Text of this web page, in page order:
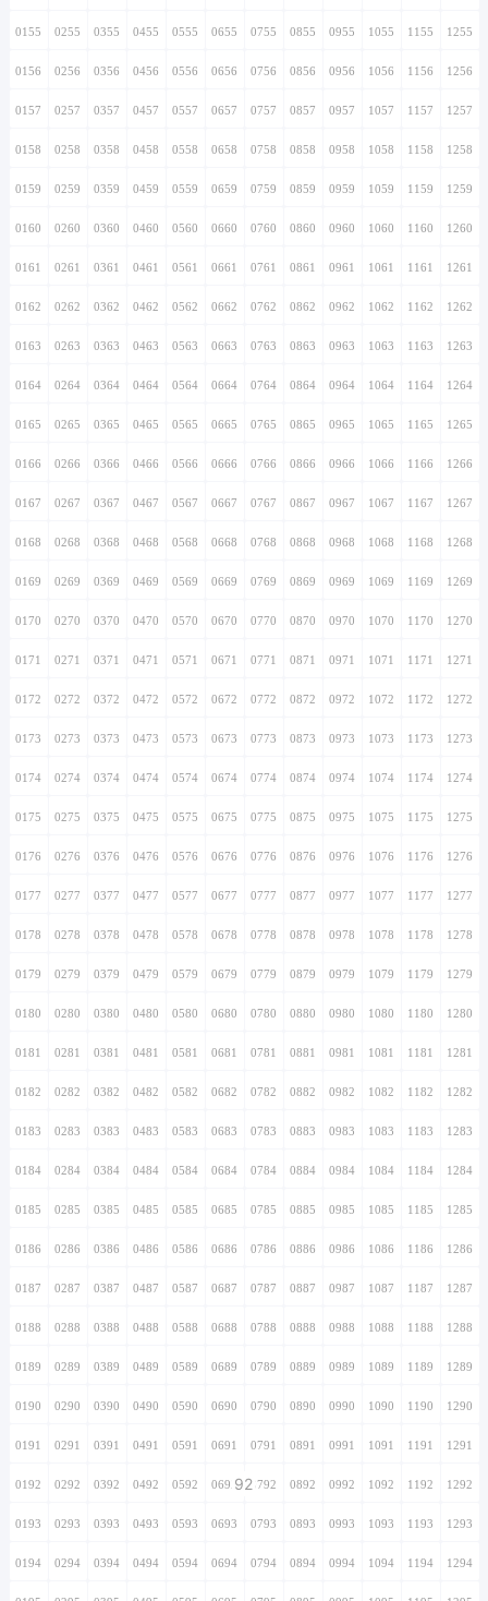
0155 0255 0355 0455 0555 0655 0755 0855 0955 1055 1155 1255
0156 0256 0356 0456 0556 0656 0756 0856 0956 1056 1156 1256
0157 0257 0357 0457 0557 0657 0757 0857 0957 1057 1157 1257
0158 0258 0358 0458 0558 0658 0758 0858 0958 1058 1158 1258
0159 0259 0359 0459 0559 0659 0759 0859 0959 1059 1159 1259
0160 0260 0360 0460 0560 0660 0760 0860 0960 1060 1160 1260
0161 0261 0361 0461 0561 0661 0761 0861 0961 1061 1161 1261
0162 0262 0362 0462 0562 0662 0762 0862 0962 1062 1162 1262
0163 0263 0363 0463 0563 0663 0763 0863 0963 1063 1163 1263
0164 0264 0364 0464 0564 0664 0764 0864 0964 1064 1164 1264
0165 0265 0365 0465 0565 0665 0765 0865 0965 1065 1165 1265
0166 0266 0366 0466 0566 0666 0766 0866 0966 1066 1166 1266
0167 0267 0367 0467 0567 0667 0767 0867 0967 1067 1167 1267
0168 0268 0368 0468 0568 0668 0768 0868 0968 1068 1168 1268
0169 0269 0369 0469 0569 0669 0769 0869 0969 1069 1169 1269
0170 0270 0370 0470 0570 0670 0770 0870 0970 1070 1170 1270
0171 0271 0371 0471 0571 0671 0771 0871 0971 1071 1171 1271
0172 0272 0372 0472 0572 0672 0772 0872 0972 1072 1172 1272
0173 0273 0373 0473 0573 0673 0773 0873 0973 1073 1173 1273
0174 0274 0374 0474 0574 0674 0774 0874 0974 1074 1174 1274
0175 0275 0375 0475 0575 0675 0775 0875 0975 1075 1175 1275
0176 0276 0376 0476 0576 0676 0776 0876 0976 1076 1176 1276
0177 0277 0377 0477 0577 0677 0777 0877 0977 1077 1177 1277
0178 0278 0378 0478 0578 0678 0778 0878 0978 1078 1178 1278
0179 0279 0379 0479 0579 0679 0779 0879 0979 1079 1179 1279
0180 0280 0380 0480 0580 0680 0780 0880 0980 1080 1180 1280
0181 0281 0381 0481 0581 0681 0781 0881 0981 1081 1181 1281
0182 0282 0382 0482 0582 0682 0782 0882 0982 1082 1182 1282
0183 0283 0383 0483 0583 0683 0783 0883 0983 1083 1183 1283
0184 0284 0384 0484 0584 0684 0784 0884 0984 1084 1184 1284
0185 0285 0385 0485 0585 0685 0785 0885 0985 1085 1185 1285
0186 0286 0386 0486 0586 0686 0786 0886 0986 1086 1186 1286
0187 0287 0387 0487 0587 0687 0787 0887 0987 1087 1187 1287
0188 0288 0388 0488 0588 0688 0788 0888 0988 1088 1188 1288
0189 0289 0389 0489 0589 0689 0789 0889 0989 1089 1189 1289
0190 0290 0390 0490 0590 0690 0790 0890 0990 1090 1190 1290
0191 0291 0391 0491 0591 0691 0791 0891 0991 1091 1191 1291
0192 0292 0392 0492 0592 0692920792 0892 0992 1092 1192 1292
0193 0293 0393 0493 0593 0693 0793 0893 0993 1093 1193 1293
0194 0294 0394 0494 0594 0694 0794 0894 0994 1094 1194 1294